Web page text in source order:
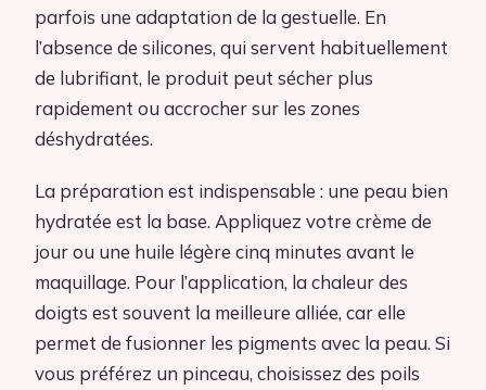
parfois une adaptation de la gestuelle. En
l’absence de silicones, qui servent habituellement
de lubrifiant, le produit peut sécher plus
rapidement ou accrocher sur les zones
déshydratées.
La préparation est indispensable : une peau bien
hydratée est la base. Appliquez votre crème de
jour ou une huile légère cinq minutes avant le
maquillage. Pour l’application, la chaleur des
doigts est souvent la meilleure alliée, car elle
permet de fusionner les pigments avec la peau. Si
vous préférez un pinceau, choisissez des poils